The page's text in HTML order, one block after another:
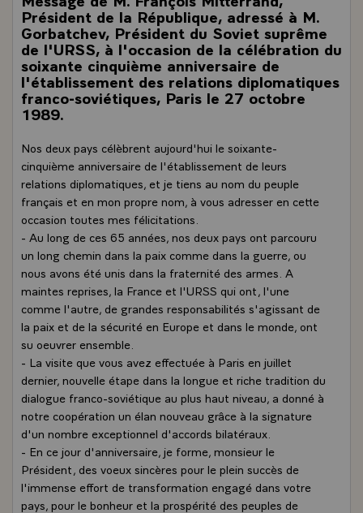
Président de la République, adressé à M.
Gorbatchev, Président du Soviet suprême
de l'URSS, à l'occasion de la célébration du
soixante cinquième anniversaire de
l'établissement des relations diplomatiques
franco-soviétiques, Paris le 27 octobre
1989.
Nos deux pays célèbrent aujourd'hui le soixante-
cinquième anniversaire de l'établissement de leurs
relations diplomatiques, et je tiens au nom du peuple
français et en mon propre nom, à vous adresser en cette
occasion toutes mes félicitations.
- Au long de ces 65 années, nos deux pays ont parcouru
un long chemin dans la paix comme dans la guerre, ou
nous avons été unis dans la fraternité des armes. A
maintes reprises, la France et l'URSS qui ont, l'une
comme l'autre, de grandes responsabilités s'agissant de
la paix et de la sécurité en Europe et dans le monde, ont
su oeuvrer ensemble.
- La visite que vous avez effectuée à Paris en juillet
dernier, nouvelle étape dans la longue et riche tradition du
dialogue franco-soviétique au plus haut niveau, a donné à
notre coopération un élan nouveau grâce à la signature
d'un nombre exceptionnel d'accords bilatéraux.
- En ce jour d'anniversaire, je forme, monsieur le
Président, des voeux sincères pour le plein succès de
l'immense effort de transformation engagé dans votre
pays, pour le bonheur et la prospérité des peuples de